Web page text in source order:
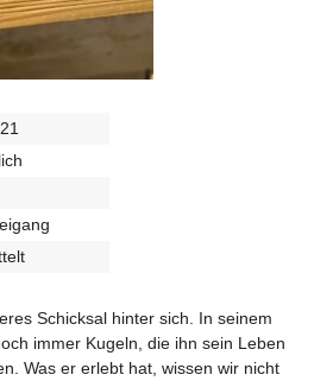
Schicksal hinter sich. In seinem
immer Kugeln, die ihn sein Leben
Was er erlebt hat, wissen wir nicht